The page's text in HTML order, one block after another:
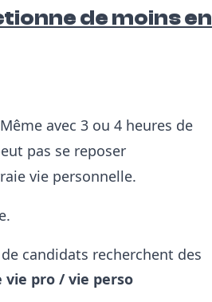
de moins en
Même avec 3 ou 4 heures de
pas se reposer
vie personnelle.
candidats recherchent des
vie pro / vie perso